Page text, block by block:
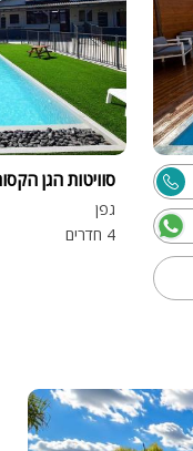
סוויטות הגן
גפן
4 חדרים